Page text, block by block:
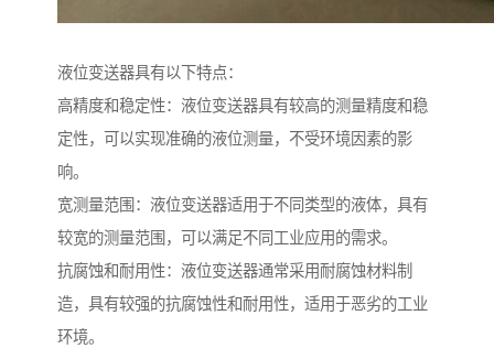
液位变送器具有以下特点：
高精度和稳定性：液位变送器具有较高的测量精度和稳
定性，可以实现准确的液位测量，不受环境因素的影
响。
宽测量范围：液位变送器适用于不同类型的液体，具有
较宽的测量范围，可以满足不同工业应用的需求。
抗腐蚀和耐用性：液位变送器通常采用耐腐蚀材料制
造，具有较强的抗腐蚀性和耐用性，适用于恶劣的工业
环境。